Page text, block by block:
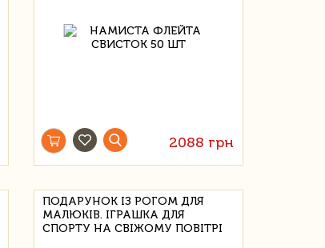
2088 грн
ПОДАРУНОК ІЗ РОГОМ ДЛЯ
МАЛЮКІВ. ІГРАШКА ДЛЯ
СПОРТУ НА СВІЖОМУ ПОВІТРІ